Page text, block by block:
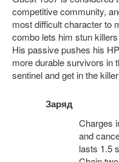
competitive community,
most difficult character to
combo lets him stun
His passive pushes his
more durable survivors in
sentinel and get in the
Заряд
Charges
and
lasts 1.5